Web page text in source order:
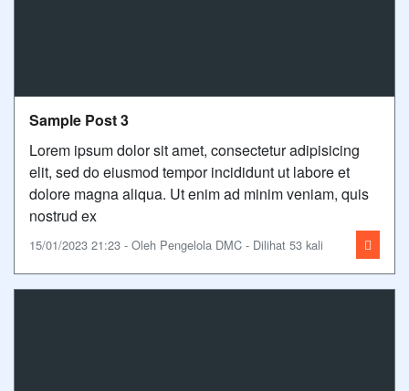
Sample Post 3
Lorem ipsum dolor sit amet, consectetur adipisicing
elit, sed do eiusmod tempor incididunt ut labore et
dolore magna aliqua. Ut enim ad minim veniam, quis
nostrud ex
15/01/2023 21:23 - Oleh Pengelola DMC - Dilihat 53 kali